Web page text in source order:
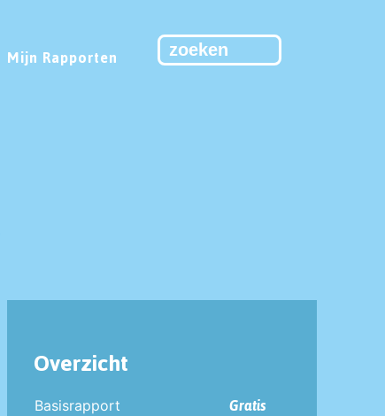
Mijn Rapporten
Overzicht
Basisrapport
Gratis